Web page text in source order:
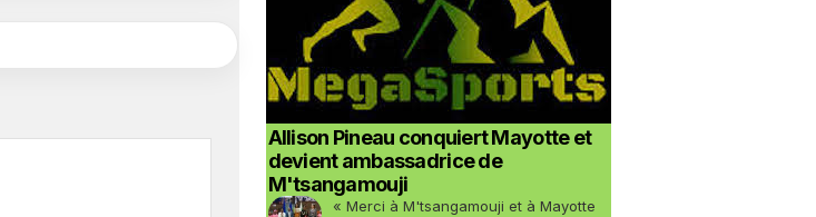
Allison Pineau conquiert Mayotte et
devient ambassadrice de
M'tsangamouji
« Merci à M'tsangamouji et à Mayotte